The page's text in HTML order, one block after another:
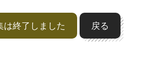
は終了しました 戻る